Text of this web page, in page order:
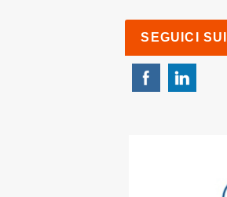
SEGUICI